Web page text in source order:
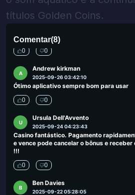
títulos Golden Coins.
Comentar(8)
0 0
B
Bebop
Melhor cassino de saques imediatos de
0 0
A
Andrew kirkman
2025-09-26 03:42:10
Ótimo aplicativo sempre bom para usar
0 0
U
Ursula Dell'Avvento
2025-09-24 04:23:43
Casino fantástico. Pagamento
e vence pode cancelar o bônus e
!!!
0 0
B
Ben Davies
2025-09-22 05:28:05